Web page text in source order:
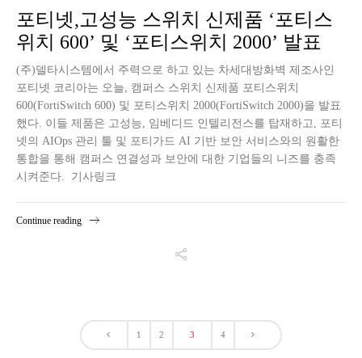
포티넷,고성능 스위치 신제품 ‘포티스
위치 600’ 및 ‘포티스위치 2000’ 발표
(주)델타시스템에서 주력으로 하고 있는 차세대방화벽 제조사인
포티넷 코리아는 오늘, 캠퍼스 스위치 신제품 포티스위치
600(FortiSwitch 600) 및 포티스위치 2000(FortiSwitch 2000)을 발표
했다. 이들 제품은 고성능, 임베디드 인텔리전스를 탑재하고, 포티
넷의 AIOps 관리 툴 및 포티가드 AI 기반 보안 서비스와의 원활한
통합을 통해 캠퍼스 연결성과 보안에 대한 기업들의 니즈를 충족
시켜준다. 기사링크
Continue reading
1 2 3 4